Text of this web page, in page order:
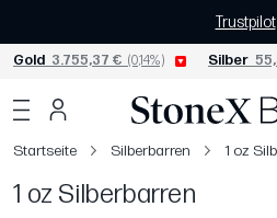
Trustpilot
Gold 3.755,37 € (0,14%) Silber
Startseite Silberbarren 1 oz
1 oz Silberbarren